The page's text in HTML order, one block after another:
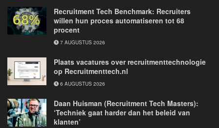
Recruitment Tech Benchmark: Recruiters
willen hun proces automatiseren tot 68
procent
7 AUGUSTUS 2026
Plaats vacatures over recruitmenttechnologie
op Recruitmenttech.nl
6 AUGUSTUS 2026
Daan Huisman (Recruitment Tech Masters):
‘Techniek gaat harder dan het beleid van
klanten’